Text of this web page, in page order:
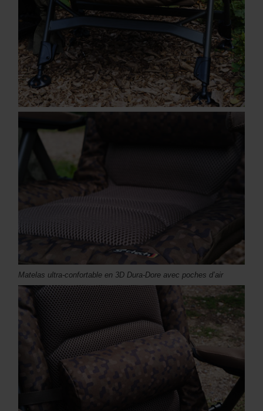
Matelas ultra-confortable en 3D Dura-Dore avec poches d’air